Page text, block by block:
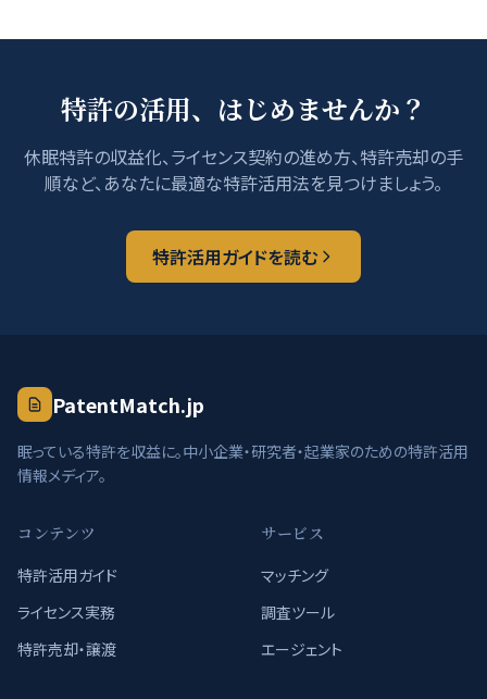
特許の活用、はじめませんか？
休眠特許の収益化、ライセンス契約の進め方、特許売却の手
順など、あなたに最適な特許活用法を見つけましょう。
特許活用ガイドを読む
PatentMatch.jp
眠っている特許を収益に。中小企業・研究者・起業家のための特許活用
情報メディア。
コンテンツ
特許活用ガイド
ライセンス実務
特許売却・譲渡
サービス
マッチング
調査ツール
エージェント